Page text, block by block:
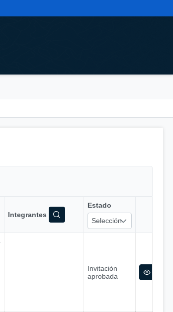
Integrantes
Estado
Selección
Invitación
aprobada